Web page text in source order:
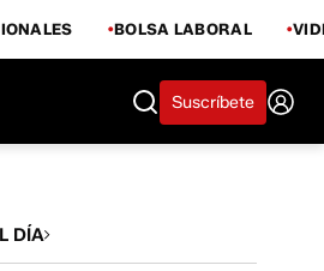
BOLSA LABORAL
Suscríbete
DÍA